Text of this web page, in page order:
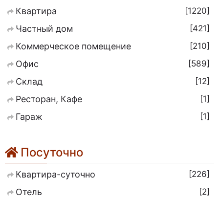
Квартира
1220
Частный дом
421
Коммерческое помещение
210
Офис
589
Склад
12
Ресторан, Кафе
1
Гараж
1
Посуточно
Квартира-суточно
226
Отель
2